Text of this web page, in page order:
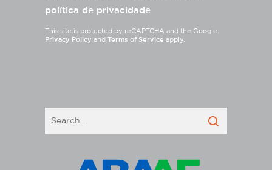
política de privacidade
This site is protected by reCAPTCHA and the Google
Privacy Policy and Terms of Service apply.